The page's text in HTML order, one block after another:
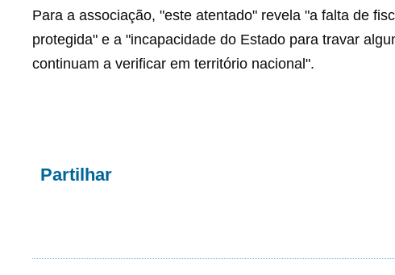
Para a associação, "este atentado" revela "a falta de
protegida" e a "incapacidade do Estado para travar
continuam a verificar em território nacional".
Partilhar